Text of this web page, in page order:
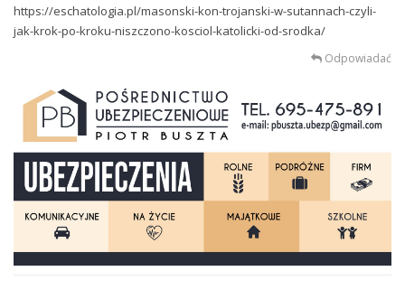
https://eschatologia.pl/masonski-kon-trojanski-w-sutannach-czyli-
jak-krok-po-kroku-niszczono-kosciol-katolicki-od-srodka/
Odpowiadać